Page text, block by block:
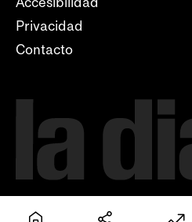
Privacidad
Contacto